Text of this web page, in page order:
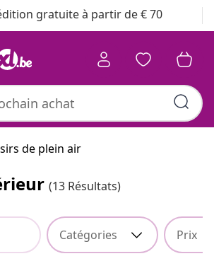
gratuite à partir de € 70
de plein air
(13 Résultats)
Catégories Prix